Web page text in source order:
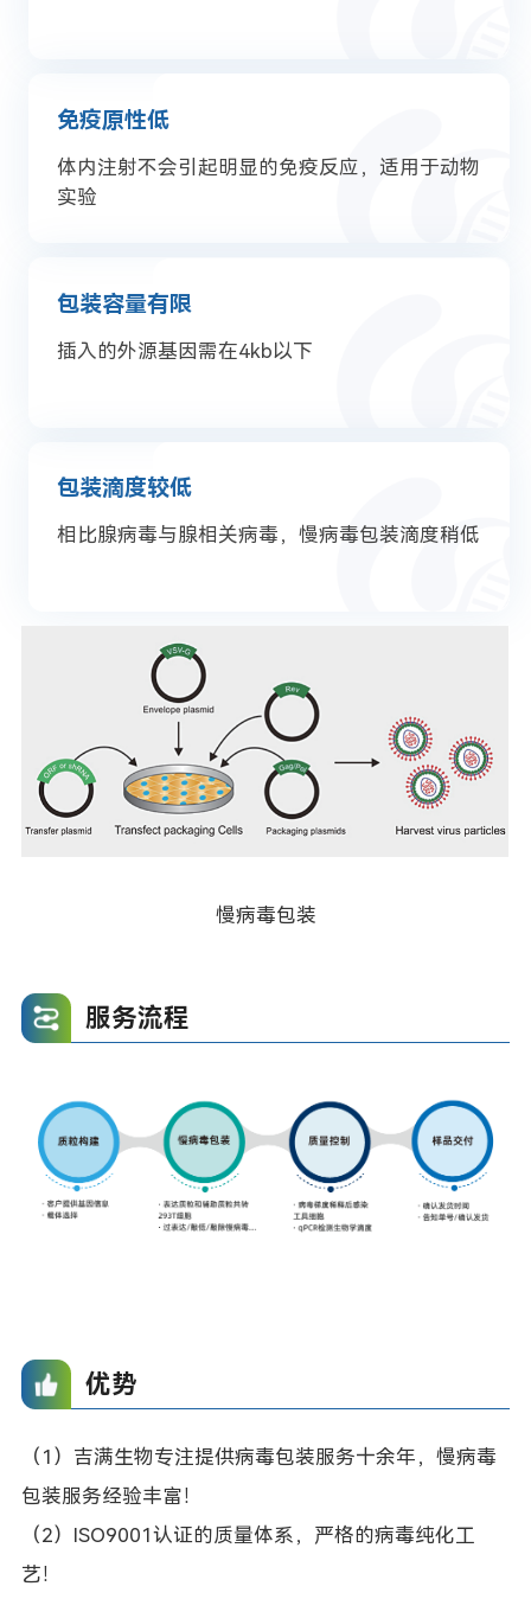
免疫原性低
体内注射不会引起明显的免疫反应，适用于动物
实验
包装容量有限
插入的外源基因需在4kb以下
包装滴度较低
相比腺病毒与腺相关病毒，慢病毒包装滴度稍低
慢病毒包装
服务流程
优势
（1）吉满生物专注提供病毒包装服务十余年，慢病毒
包装服务经验丰富！
（2）ISO9001认证的质量体系，严格的病毒纯化工
艺！